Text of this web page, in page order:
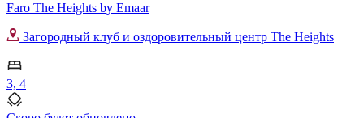
Faro The Heights by Emaar
Загородный клуб и оздоровительный центр The Heights
3, 4